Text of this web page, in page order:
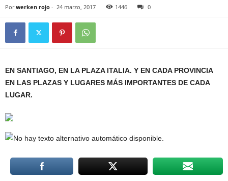
Por werken rojo - 24 marzo, 2017 1446 0
EN SANTIAGO, EN LA PLAZA ITALIA. Y EN CADA PROVINCIA
EN LAS PLAZAS Y LUGARES MÁS IMPORTANTES DE CADA
LUGAR.